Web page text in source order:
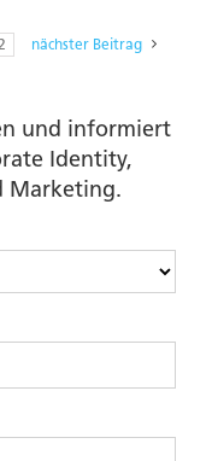
nächster Beitrag
und informiert
Identity,
Marketing.